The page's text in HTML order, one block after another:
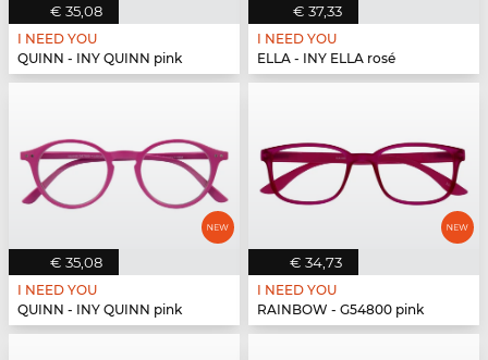
€ 35,08
I NEED YOU
QUINN - INY QUINN pink
€ 37,33
I NEED YOU
ELLA - INY ELLA rosé
€ 35,08
I NEED YOU
QUINN - INY QUINN pink
€ 34,73
I NEED YOU
RAINBOW - G54800 pink